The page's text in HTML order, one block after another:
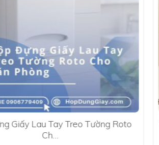
Giấy Lau Tay Treo Tường Roto
Ch…